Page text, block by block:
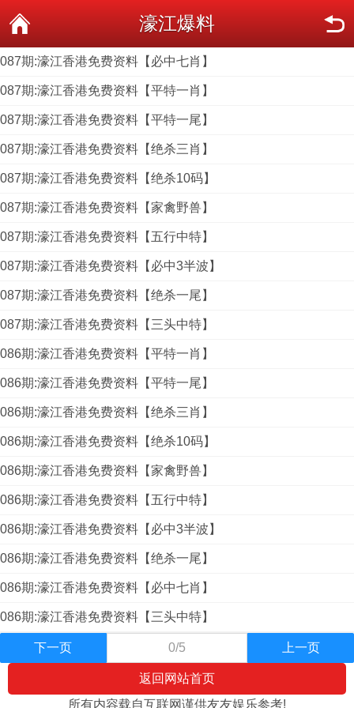
濠江爆料
087期:濠江香港免费资料【必中七肖】
087期:濠江香港免费资料【平特一肖】
087期:濠江香港免费资料【平特一尾】
087期:濠江香港免费资料【绝杀三肖】
087期:濠江香港免费资料【绝杀10码】
087期:濠江香港免费资料【家禽野兽】
087期:濠江香港免费资料【五行中特】
087期:濠江香港免费资料【必中3半波】
087期:濠江香港免费资料【绝杀一尾】
087期:濠江香港免费资料【三头中特】
086期:濠江香港免费资料【平特一肖】
086期:濠江香港免费资料【平特一尾】
086期:濠江香港免费资料【绝杀三肖】
086期:濠江香港免费资料【绝杀10码】
086期:濠江香港免费资料【家禽野兽】
086期:濠江香港免费资料【五行中特】
086期:濠江香港免费资料【必中3半波】
086期:濠江香港免费资料【绝杀一尾】
086期:濠江香港免费资料【必中七肖】
086期:濠江香港免费资料【三头中特】
下一页 0/5 上一页
返回网站首页
所有内容载自互联网谨供友友娱乐参考!